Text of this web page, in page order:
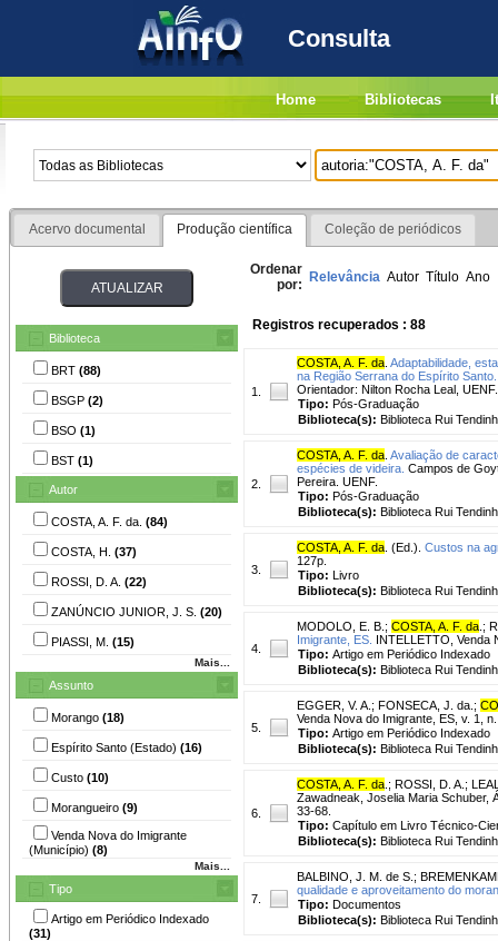
Consulta
Home Bibliotecas
Acervo documental Produção científica Coleção de periódicos
Biblioteca
BRT (88)
BSGP (2)
BSO (1)
BST (1)
Autor
COSTA, A. F. da. (84)
COSTA, H. (37)
ROSSI, D. A. (22)
ZANÚNCIO JUNIOR, J. S. (20)
PIASSI, M. (15)
Mais...
Assunto
Morango (18)
Espírito Santo (Estado) (16)
Custo (10)
Morangueiro (9)
Venda Nova do Imigrante
(Município) (8)
Mais...
Tipo
Artigo em Periódico Indexado
(31)
Ordenar
por: Relevância Autor Título Ano
Registros recuperados : 88
1.
COSTA, A. F. da Adaptabilidade,
na Região Serrana do Espírito Santo.
Orientador: Nilton Rocha Leal, UENF.
Tipo: Pós-Graduação
Biblioteca(s): Biblioteca Rui
2.
COSTA, A. F. da Avaliação de
espécies de videira. Campos de
Pereira. UENF.
Tipo: Pós-Graduação
Biblioteca(s): Biblioteca Rui
3.
COSTA, A. F. da . (Ed.). Custos na
127p.
Tipo: Livro
Biblioteca(s): Biblioteca Rui
4.
MODOLO, E. B. ; COSTA, A. F. da ;
Imigrante, ES. INTELLETTO, Venda
Tipo: Artigo em Periódico Indexado
Biblioteca(s): Biblioteca Rui
5.
EGGER, V. A. ; FONSECA, J. da. ;
Venda Nova do Imigrante, ES, v. 1,
Tipo: Artigo em Periódico Indexado
Biblioteca(s): Biblioteca Rui
6.
COSTA, A. F. da ; ROSSI, D. A. ;
Zawadneak, Joselia Maria Schuber,
33-68.
Tipo: Capítulo em Livro Técnico-
Biblioteca(s): Biblioteca Rui
7.
BALBINO, J. M. de S. ;
qualidade e aproveitamento do
Tipo: Documentos
Biblioteca(s): Biblioteca Rui